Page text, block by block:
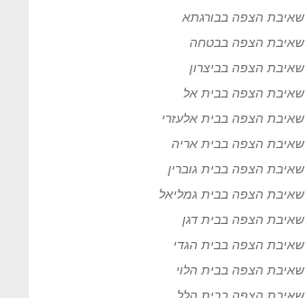
שאיבת הצפה בבורגתא
שאיבת הצפה בבטחה
שאיבת הצפה בביצרון
שאיבת הצפה בבית אל
שאיבת הצפה בבית אלעזרי
שאיבת הצפה בבית אריה
שאיבת הצפה בבית גוברין
שאיבת הצפה בבית גמליאל
שאיבת הצפה בבית דגן
שאיבת הצפה בבית הגדי
שאיבת הצפה בבית הלוי